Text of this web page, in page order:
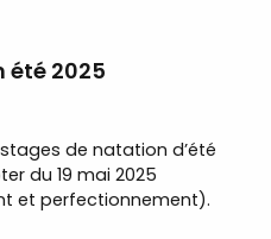
été 2025
de natation d’été
du 19 mai 2025
et perfectionnement).